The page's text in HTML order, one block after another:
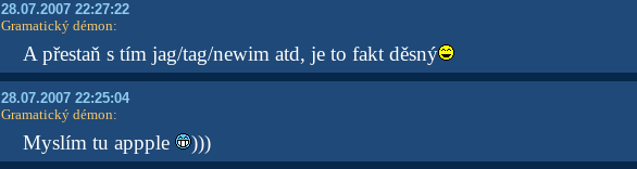
28.07.2007 22:27:22
Gramatický démon:
A přestaň s tím jag/tag/newim atd, je to fakt děsný
28.07.2007 22:25:04
Gramatický démon:
Myslím tu appple )))